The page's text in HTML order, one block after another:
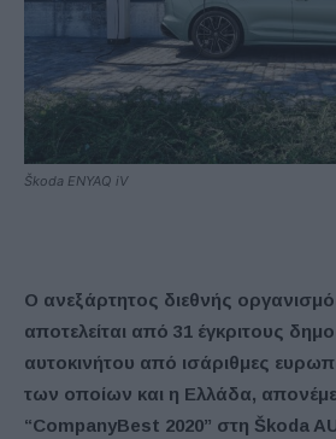
Škoda ENYAQ iV
Ο ανεξάρτητος διεθνής
αποτελείται από 31 έγκριτους
αυτοκινήτου από ισάριθμες
των οποίων και η Ελλάδα,
“CompanyBest 2020” στη Škoda